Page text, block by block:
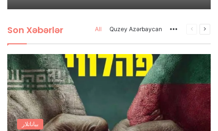
Son Xəbərlər All Quzey Azərbaycan More Previous
بیاناتلار